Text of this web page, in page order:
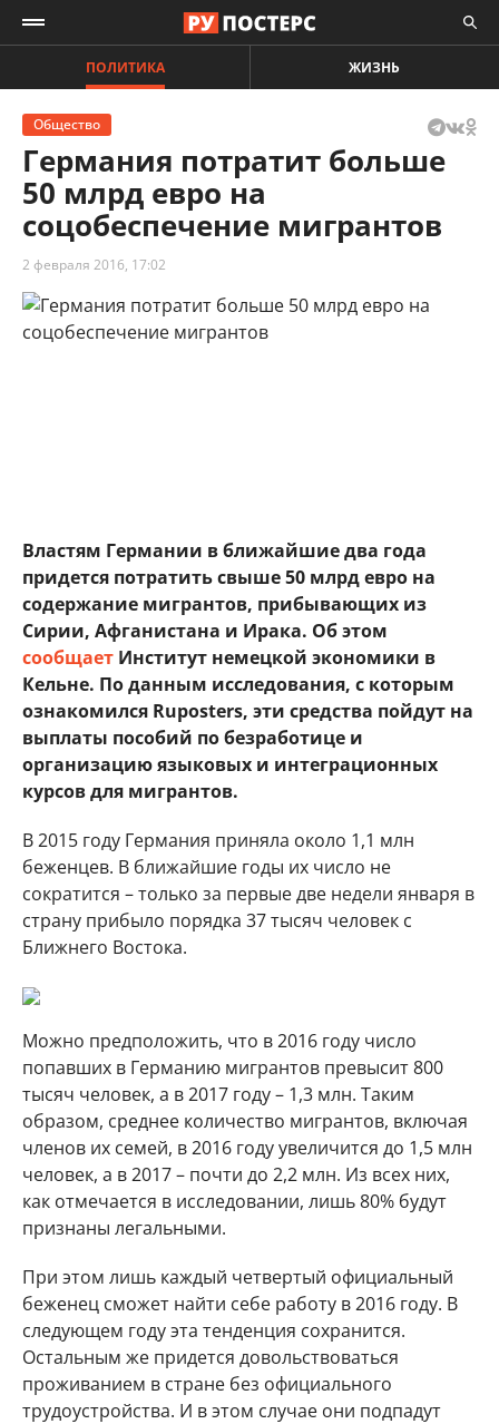
ПОЛИТИКА ЖИЗНЬ
Общество
Германия потратит больше
50 млрд евро на
соцобеспечение мигрантов
2 февраля 2016, 17:02
Властям Германии в ближайшие два года
придется потратить свыше 50 млрд евро на
содержание мигрантов, прибывающих из
Сирии, Афганистана и Ирака. Об этом
сообщает Институт немецкой экономики в
Кельне. По данным исследования, с которым
ознакомился Ruposters, эти средства пойдут на
выплаты пособий по безработице и
организацию языковых и интеграционных
курсов для мигрантов.
В 2015 году Германия приняла около 1,1 млн
беженцев. В ближайшие годы их число не
сократится – только за первые две недели января в
страну прибыло порядка 37 тысяч человек с
Ближнего Востока.
Можно предположить, что в 2016 году число
попавших в Германию мигрантов превысит 800
тысяч человек, а в 2017 году – 1,3 млн. Таким
образом, среднее количество мигрантов, включая
членов их семей, в 2016 году увеличится до 1,5 млн
человек, а в 2017 – почти до 2,2 млн. Из всех них,
как отмечается в исследовании, лишь 80% будут
признаны легальными.
При этом лишь каждый четвертый официальный
беженец сможет найти себе работу в 2016 году. В
следующем году эта тенденция сохранится.
Остальным же придется довольствоваться
проживанием в стране без официального
трудоустройства. И в этом случае они подпадут